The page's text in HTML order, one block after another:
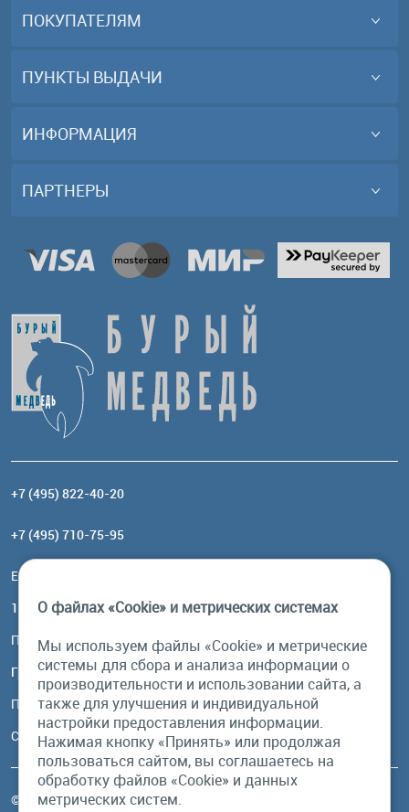
ПОКУПАТЕЛЯМ
ПУНКТЫ ВЫДАЧИ
ИНФОРМАЦИЯ
ПАРТНЕРЫ
+7 (495) 822-40-20
+7 (495) 710-75-95
Email:
117485, Москва, ул. Профсоюзная, 84/32, корп 1
Посмотреть на карте
График работы
Пн-Пт: с 10:00 до 18:00
Сб, Вс: выходной
© Бурый Медведь MMXXVI. Все права защищены.
О файлах «Cookie» и метрических системах
Мы используем файлы «Cookie» и метрические
системы для сбора и анализа информации о
производительности и использовании сайта, а
также для улучшения и индивидуальной
настройки предоставления информации.
Нажимая кнопку «Принять» или продолжая
пользоваться сайтом, вы соглашаетесь на
обработку файлов «Cookie» и данных
метрических систем.